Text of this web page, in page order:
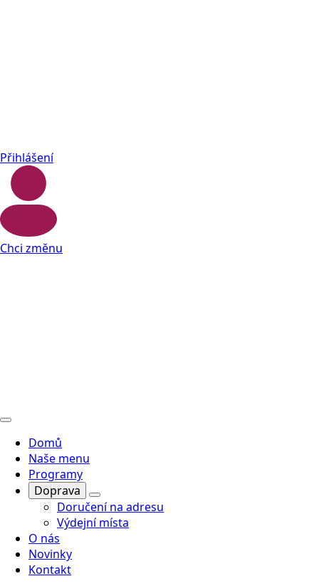
Přihlášení
Chci změnu
Domů
Naše menu
Programy
Doprava
Doručení na adresu
Výdejní místa
O nás
Novinky
Kontakt